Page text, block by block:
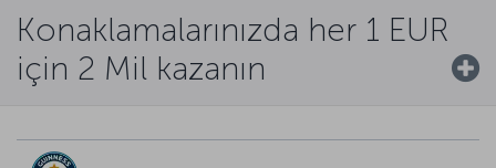
Konaklamalarınızda her 1 EUR
için 2 Mil kazanın